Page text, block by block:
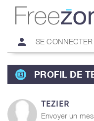
person SE
PROFIL DE
TEZIER
Envoyer un